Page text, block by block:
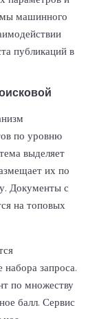
машинного
публикаций в
по уровню
выделяет
их по
Документы с
на топовых
запроса.
по множеству
балл. Сервис